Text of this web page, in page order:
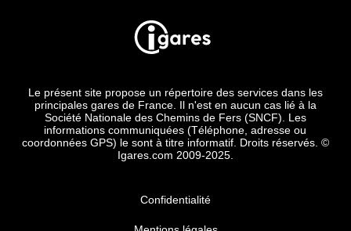
Le présent site propose un répertoire des services dans les
principales gares de France. Il n'est en aucun cas lié à la
Société Nationale des Chemins de Fers (SNCF). Les
informations communiquées (Téléphone, adresse ou
coordonnées GPS) le sont à titre informatif. Droits réservés. ©
Igares.com 2009-2025.
Confidentialité